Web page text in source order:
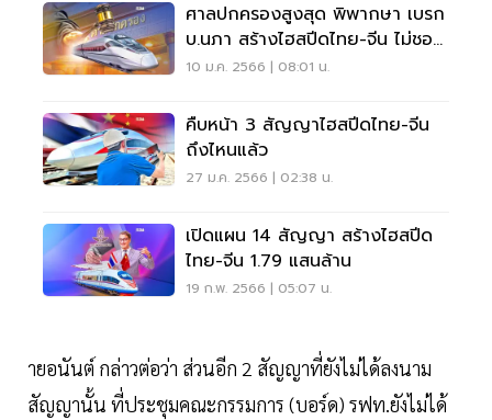
ศาลปกครองสูงสุด พิพากษา เบรก
บ.นภา สร้างไฮสปีดไทย-จีน ไม่ชอบ
ด้วยกฎหมาย
10 ม.ค. 2566 | 08:01 น.
คืบหน้า 3 สัญญาไฮสปีดไทย-จีน
ถึงไหนแล้ว
27 ม.ค. 2566 | 02:38 น.
เปิดแผน 14 สัญญา สร้างไฮสปีด
ไทย-จีน 1.79 แสนล้าน
19 ก.พ. 2566 | 05:07 น.
ายอนันต์ กล่าวต่อว่า ส่วนอีก 2 สัญญาที่ยังไม่ได้ลงนาม
สัญญานั้น ที่ประชุมคณะกรรมการ (บอร์ด) รฟท.ยังไม่ได้